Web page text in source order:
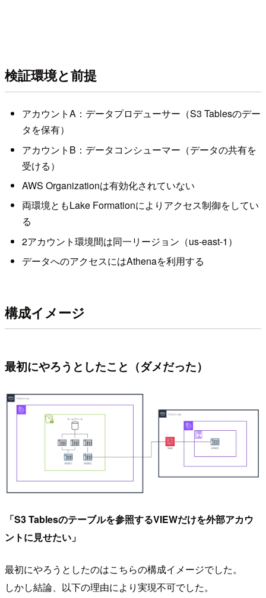
検証環境と前提
アカウントA：データプロデューサー（S3 Tablesのデー
タを保有）
アカウントB：データコンシューマー（データの共有を
受ける）
AWS Organizationは有効化されていない
両環境ともLake Formationによりアクセス制御をしてい
る
2アカウント環境間は同一リージョン（us-east-1）
データへのアクセスにはAthenaを利用する
構成イメージ
最初にやろうとしたこと（ダメだった）
「S3 Tablesのテーブルを参照するVIEWだけを外部アカウ
ントに見せたい」
最初にやろうとしたのはこちらの構成イメージでした。
しかし結論、以下の理由により実現不可でした。